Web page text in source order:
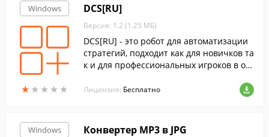
Windows
★ ★ ★ ★ ★
★ ★ ★ ★ ★
DCS[RU]
Версия: 1.2 (1.25 МБ)
DCS[RU] - это робот для автоматизации
стратегий, подходит как для новичков та
к и для профессиональных игроков в он
оматизировать, создать и применить ст
ратегию основанную на ставках на КОЛ
Лицензия: Бесплатно
Windows Конвертер MP3 в JPG